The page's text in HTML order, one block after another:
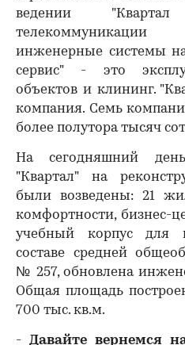
ведении
инженерные системы
сервис" - это
объектов и клининг.
компания. Семь
более полутора тысяч
На сегодняшний
"Квартал" на
были возведены: 21
комфортности, бизнес-
учебный корпус для
составе средней
№ 257, обновлена
Общая площадь
700 тыс. кв.м.
- Давайте вернемся